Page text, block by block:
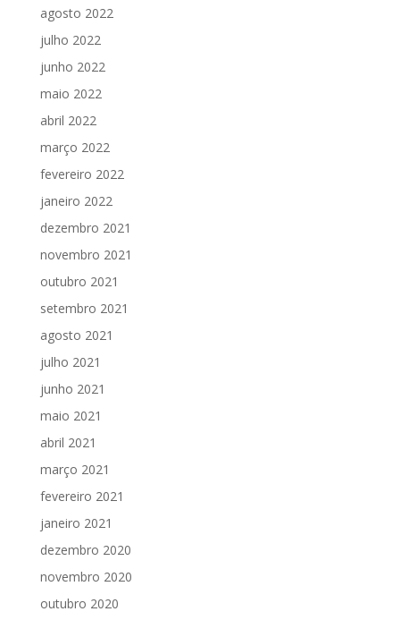
agosto 2022
julho 2022
junho 2022
maio 2022
abril 2022
março 2022
fevereiro 2022
janeiro 2022
dezembro 2021
novembro 2021
outubro 2021
setembro 2021
agosto 2021
julho 2021
junho 2021
maio 2021
abril 2021
março 2021
fevereiro 2021
janeiro 2021
dezembro 2020
novembro 2020
outubro 2020